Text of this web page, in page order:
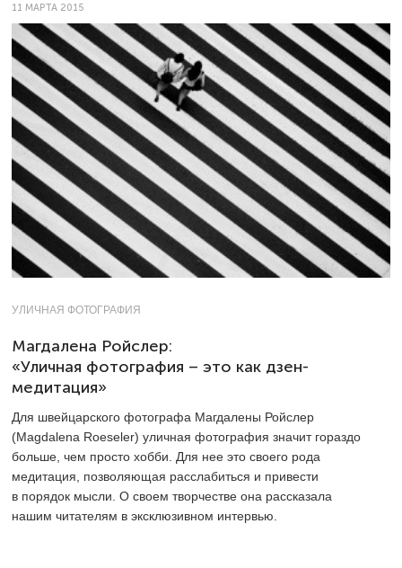
11 МАРТА 2015
УЛИЧНАЯ ФОТОГРАФИЯ
Магдалена Ройслер:
«Уличная фотография – это как дзен-
медитация»
Для швейцарского фотографа Магдалены Ройслер
(Magdalena Roeseler) уличная фотография значит гораздо
больше, чем просто хобби. Для нее это своего рода
медитация, позволяющая расслабиться и привести
в порядок мысли. О своем творчестве она рассказала
нашим читателям в эксклюзивном интервью.